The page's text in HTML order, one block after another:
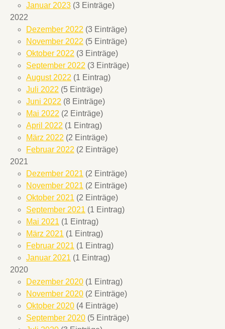
Januar 2023 (3 Einträge)
2022
Dezember 2022 (3 Einträge)
November 2022 (5 Einträge)
Oktober 2022 (3 Einträge)
September 2022 (3 Einträge)
August 2022 (1 Eintrag)
Juli 2022 (5 Einträge)
Juni 2022 (8 Einträge)
Mai 2022 (2 Einträge)
April 2022 (1 Eintrag)
März 2022 (2 Einträge)
Februar 2022 (2 Einträge)
2021
Dezember 2021 (2 Einträge)
November 2021 (2 Einträge)
Oktober 2021 (2 Einträge)
September 2021 (1 Eintrag)
Mai 2021 (1 Eintrag)
März 2021 (1 Eintrag)
Februar 2021 (1 Eintrag)
Januar 2021 (1 Eintrag)
2020
Dezember 2020 (1 Eintrag)
November 2020 (2 Einträge)
Oktober 2020 (4 Einträge)
September 2020 (5 Einträge)